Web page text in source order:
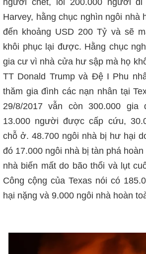
Harvey, hằng chục nghìn ngôi nhà
đến khoảng USD 200 Tỷ và sẽ
khôi phục lại được. Hằng chục
gia cư vì nhà cửa hư sập mà họ
TT Donald Trump và Đệ I Phu
thăm gia đình các nạn nhân tại
29/8/2017 vẫn còn 300.000 gia
13.000 người được cấp cứu,
chỗ ở. 48.700 ngôi nhà bị hư hại
đó 17.000 ngôi nhà bị tàn phá
nhà biến mất do bão thổi và lụt
Công cộng của Texas nói có
hại nặng và 9.000 ngôi nhà hoàn